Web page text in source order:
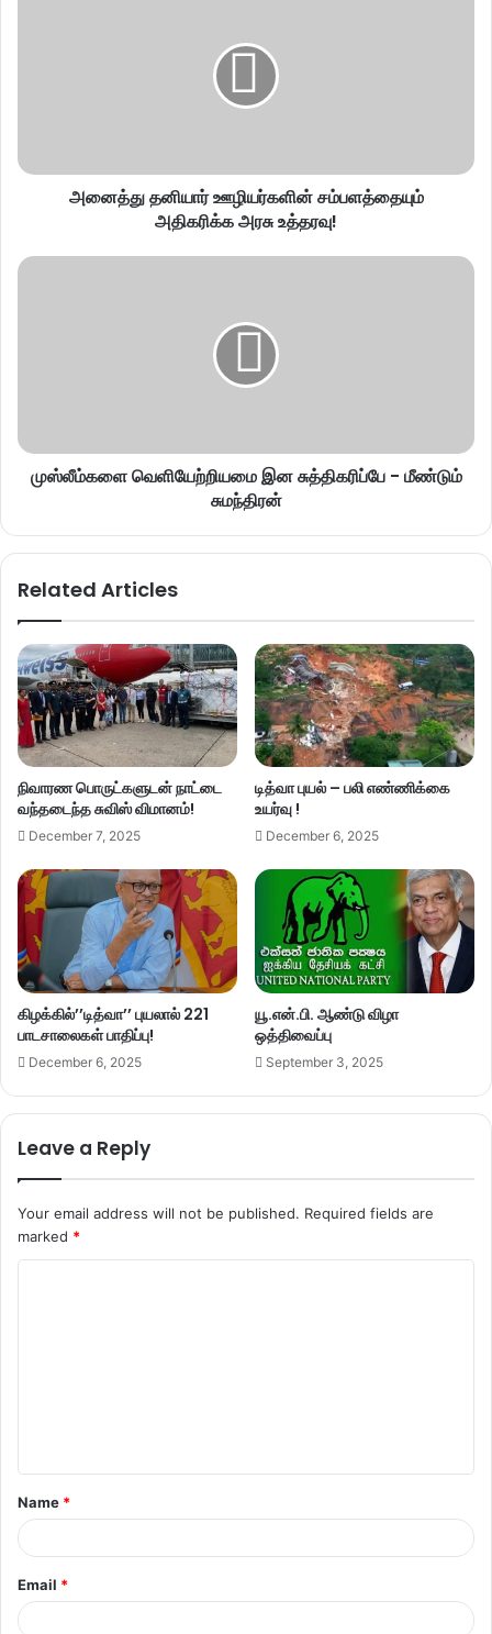
அனைத்து தனியார் ஊழியர்களின் சம்பளத்தையும்
அதிகரிக்க அரசு உத்தரவு!
முஸ்லீம்களை வெளியேற்றியமை இன சுத்திகரிப்பே - மீண்டும்
சுமந்திரன்
Related Articles
நிவாரண பொருட்களுடன் நாட்டை
வந்தடைந்த சுவிஸ் விமானம்!
December 7, 2025
டித்வா புயல் – பலி எண்ணிக்கை
உயர்வு !
December 6, 2025
கிழக்கில்’’டித்வா’’ புயலால் 221
பாடசாலைகள் பாதிப்பு!
December 6, 2025
யூ.என்.பி. ஆண்டு விழா
ஒத்திவைப்பு
September 3, 2025
Leave a Reply
Your email address will not be published. Required fields are
marked *
t
*
Name *
Email *